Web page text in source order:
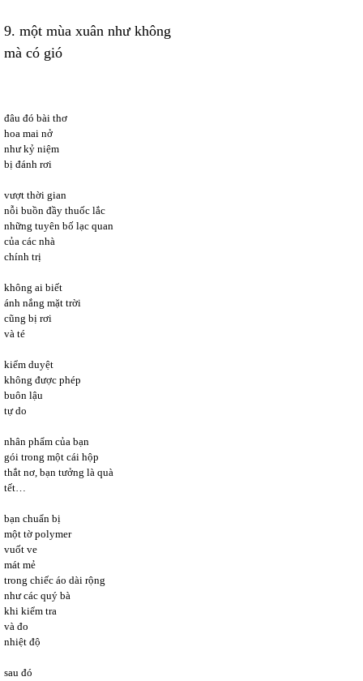
9. một mùa xuân như không
mà có gió
đâu đó bài thơ
hoa mai nở
như kỷ niệm
bị đánh rơi
vượt thời gian
nỗi buồn đầy thuốc lắc
những tuyên bố lạc quan
của các nhà
chính trị
không ai biết
ánh nắng mặt trời
cũng bị rơi
và té
kiểm duyệt
không được phép
buôn lậu
tự do
nhân phẩm của bạn
gói trong một cái hộp
thắt nơ, bạn tưởng là quà
tết…
bạn chuẩn bị
một tờ polymer
vuốt ve
mát mẻ
trong chiếc áo dài rộng
như các quý bà
khi kiểm tra
và đo
nhiệt độ
sau đó